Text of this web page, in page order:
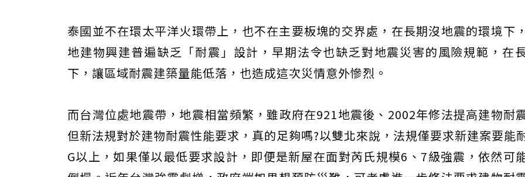
泰國並不在環太平洋火環帶上，也不在主要板塊的交界處，在長期沒地震的環境下
地建物興建普遍缺乏「耐震」設計，早期法令也缺乏對地震災害的風險規範，在
下，讓區域耐震建築量能低落，也造成這次災情意外慘烈。
而台灣位處地震帶，地震相當頻繁，雖政府在921地震後、2002年修法提高建物耐
但新法規對於建物耐震性能要求，真的足夠嗎?以雙北來說，法規僅要求新建案要能
G以上，如果僅以最低要求設計，即便是新屋在面對芮氏規模6、7級強震，依然可